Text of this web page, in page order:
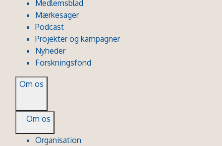
Medlemsblad
Mærkesager
Podcast
Projekter og kampagner
Nyheder
Forskningsfond
Om os
Om os
Organisation